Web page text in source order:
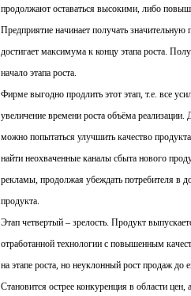
продолжают оставаться высокими, либо
Предприятие начинает получать значительную
достигает максимума к концу этапа роста.
начало этапа роста.
Фирме выгодно продлить этот этап, т.е. все
увеличение времени роста объёма реализации.
можно попытаться улучшить качество
найти неохваченные каналы сбыта нового
рекламы, продолжая убеждать потребителя в
продукта.
Этап четвертый – зрелость. Продукт
отработанной технологии с повышенным
на этапе роста, но неуклонный рост продаж до
Становится острее конкуренция в области